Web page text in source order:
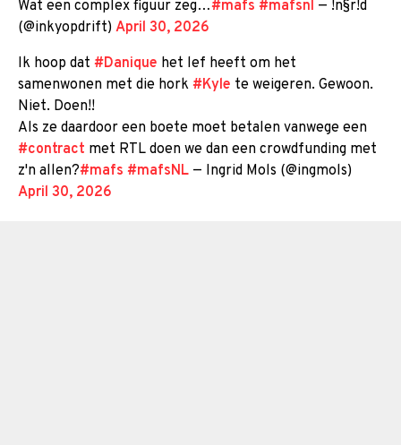
Wat een complex figuur zeg…#mafs #mafsnl — !n§r!d
(@inkyopdrift) April 30, 2026
Ik hoop dat #Danique het lef heeft om het
samenwonen met die hork #Kyle te weigeren. Gewoon.
Niet. Doen!!
Als ze daardoor een boete moet betalen vanwege een
#contract met RTL doen we dan een crowdfunding met
z'n allen?#mafs #mafsNL — Ingrid Mols (@ingmols)
April 30, 2026